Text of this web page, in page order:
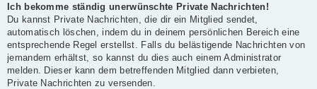
Ich bekomme ständig unerwünschte Private Nachrichten!
Du kannst Private Nachrichten, die dir ein Mitglied sendet,
automatisch löschen, indem du in deinem persönlichen Bereich eine
entsprechende Regel erstellst. Falls du belästigende Nachrichten von
jemandem erhältst, so kannst du dies auch einem Administrator
melden. Dieser kann dem betreffenden Mitglied dann verbieten,
Private Nachrichten zu versenden.